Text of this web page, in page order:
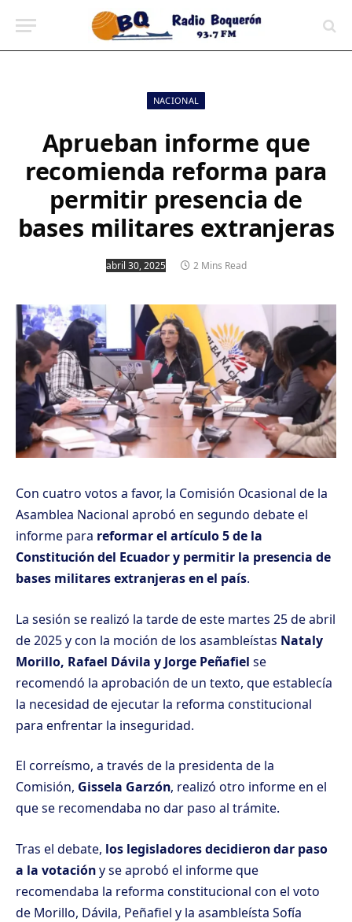
NACIONAL
Aprueban informe que
recomienda reforma para
permitir presencia de
bases militares extranjeras
abril 30, 2025 2 Mins Read
Con cuatro votos a favor, la Comisión Ocasional de la
Asamblea Nacional aprobó en segundo debate el
informe para reformar el artículo 5 de la
Constitución del Ecuador y permitir la presencia de
bases militares extranjeras en el país.
La sesión se realizó la tarde de este martes 25 de abril
de 2025 y con la moción de los asambleístas Nataly
Morillo, Rafael Dávila y Jorge Peñafiel se
recomendó la aprobación de un texto, que establecía
la necesidad de ejecutar la reforma constitucional
para enfrentar la inseguridad.
El correísmo, a través de la presidenta de la
Comisión, Gissela Garzón, realizó otro informe en el
que se recomendaba no dar paso al trámite.
Tras el debate, los legisladores decidieron dar paso
a la votacióny se aprobó el informe que
recomendaba la reforma constitucional con el voto
de Morillo, Dávila, Peñafiel y la asambleísta Sofía